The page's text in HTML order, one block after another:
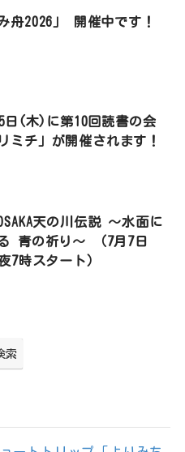
舟2026」 開催中です！
日(木)に第10回読書の会
ミチ」が開催されます！
天の川伝説 ～水面に
青の祈り～ （7月7日
7時スタート）
索